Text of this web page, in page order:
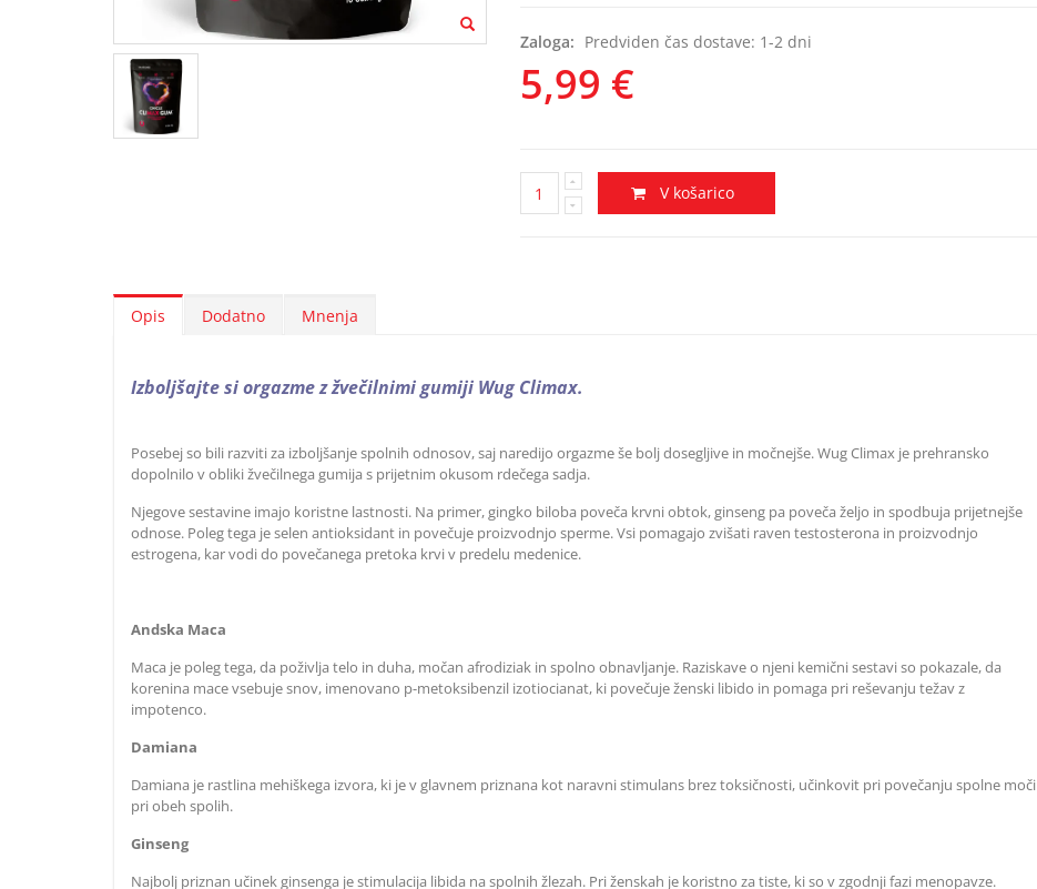
Zaloga: Predviden čas dostave: 1-2 dni
5,99 €
V košarico
Opis Dodatno Mnenja
Izboljšajte si orgazme z žvečilnimi gumiji Wug Climax.
Posebej so bili razviti za izboljšanje spolnih odnosov, saj naredijo orgazme še bolj dosegljive in močnejše. Wug Climax je prehransko
dopolnilo v obliki žvečilnega gumija s prijetnim okusom rdečega sadja.
Njegove sestavine imajo koristne lastnosti. Na primer, gingko biloba poveča krvni obtok, ginseng pa poveča željo in spodbuja prijetnejše
odnose. Poleg tega je selen antioksidant in povečuje proizvodnjo sperme. Vsi pomagajo zvišati raven testosterona in proizvodnjo
estrogena, kar vodi do povečanega pretoka krvi v predelu medenice.
Andska Maca
Maca je poleg tega, da poživlja telo in duha, močan afrodiziak in spolno obnavljanje. Raziskave o njeni kemični sestavi so pokazale, da
korenina mace vsebuje snov, imenovano p-metoksibenzil izotiocianat, ki povečuje ženski libido in pomaga pri reševanju težav z
impotenco.
Damiana
Damiana je rastlina mehiškega izvora, ki je v glavnem priznana kot naravni stimulans brez toksičnosti, učinkovit pri povečanju spolne moči
pri obeh spolih.
Ginseng
Najbolj priznan učinek ginsenga je stimulacija libida na spolnih žlezah. Pri ženskah je koristno za tiste, ki so v zgodnji fazi menopavze.